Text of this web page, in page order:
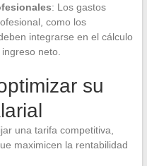
: Los gastos
como los
integrarse en el cálculo
neto.
su
una tarifa competitiva,
maximicen la rentabilidad